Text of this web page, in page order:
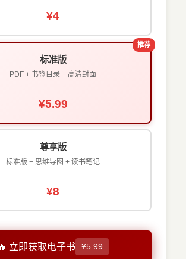
¥4
推荐
标准版
PDF + 书签目录 + 高清封面
¥5.99
尊享版
标准版 + 思维导图 + 读书笔记
¥8
立即获取电子书 ¥5.99